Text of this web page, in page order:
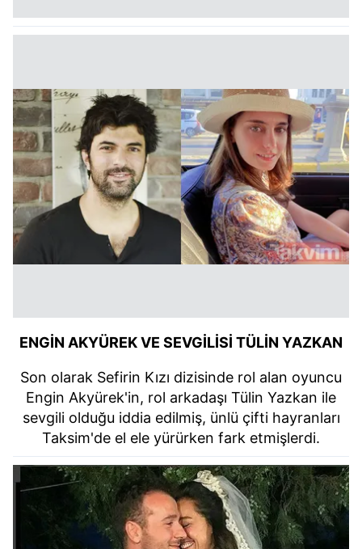
ENGİN AKYÜREK VE SEVGİLİSİ TÜLİN YAZKAN
Son olarak Sefirin Kızı dizisinde rol alan oyuncu
Engin Akyürek'in, rol arkadaşı Tülin Yazkan ile
sevgili olduğu iddia edilmiş, ünlü çifti hayranları
Taksim'de el ele yürürken fark etmişlerdi.